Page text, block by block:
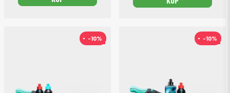
-10%
-10% -10%
-10%